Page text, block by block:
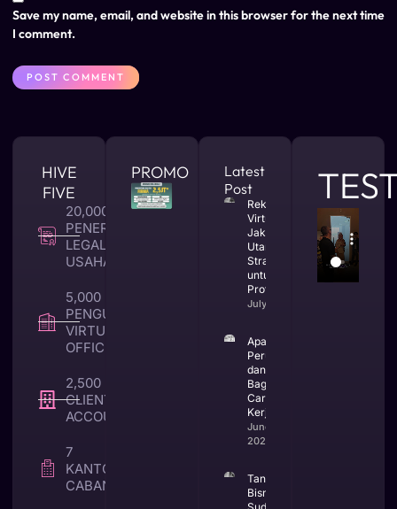
Save my name, email, and website in this browser for the next time
I comment.
HIVE
FIVE
20,000 +
PENERBITAN
LEGALITAS
USAHA
5,000 +
PENGUNA
VIRTUAL
OFFICE
2,500 +
CLIENT TAX &
ACCOUNTING
7
KANTOR
CABANG
PROMO
Latest
Post
Rekomendasi
Virtual Office
Jakarta
Utara yang
Strategis
untuk Bisnis
Profesional
July 23, 2026
Apa Itu CV
Perusahaan
dan
Bagaimana
Cara
Kerjanya
June 25,
2026
Tanda
Bisnis